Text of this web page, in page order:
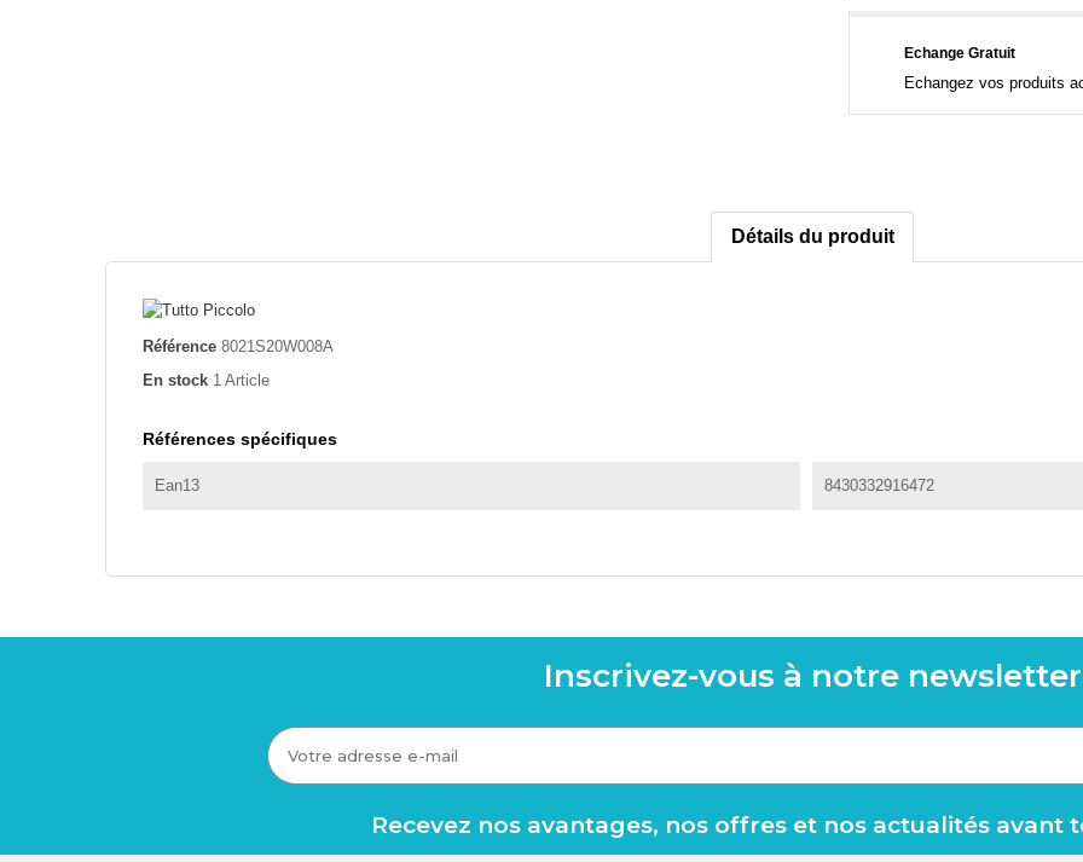
Echange Gratuit
Echangez vos produits
Détails du produit
Référence 8021S20W008A
En stock 1 Article
Références spécifiques
Ean13 8430332916472
Inscrivez-vous à notre newsletter
Recevez nos avantages, nos offres et nos actualités avant